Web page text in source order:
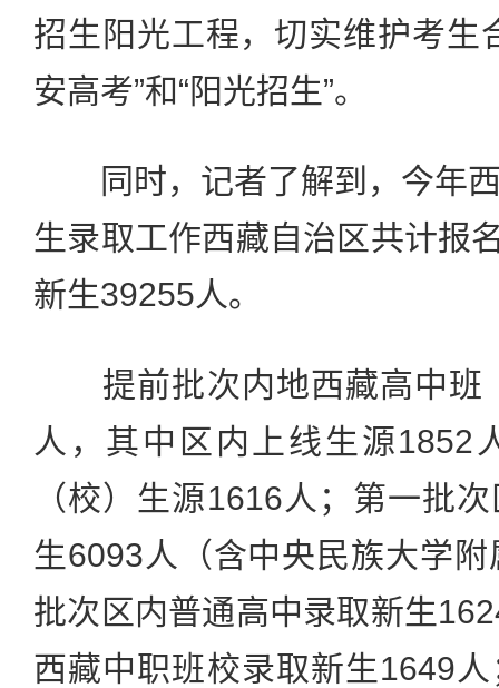
招生阳光工程，切实维护考生
安高考”和“阳光招生”。
同时，记者了解到，今年西
生录取工作西藏自治区共计报
新生39255人。
提前批次内地西藏高中班
人，其中区内上线生源1852
（校）生源1616人；第一批
生6093人（含中央民族大学
批次区内普通高中录取新生
西藏中职班校录取新生1649